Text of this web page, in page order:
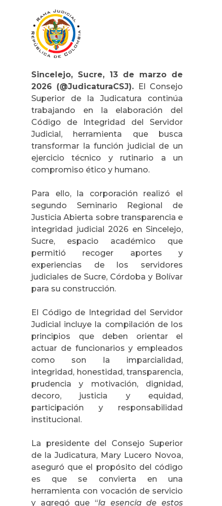
Sincelejo, Sucre, 13 de marzo de
2026 (@JudicaturaCSJ). El Consejo
Superior de la Judicatura continúa
trabajando en la elaboración del
Código de Integridad del Servidor
Judicial, herramienta que
busca
transformar la función judicial de un
ejercicio técnico y rutinario a un
compromiso ético y humano.
Para ello, la corporación realizó el
segundo Seminario Regional de
Justicia Abierta sobre transparencia e
integridad judicial 2026 en Sincelejo,
Sucre, espacio académico que
permitió recoger aportes y
experiencias de los servidores
judiciales de Sucre, Córdoba y Bolívar
para su construcción.
El Código de Integridad del Servidor
Judicial incluye la compilación de los
principios que deben orientar el
actuar de funcionarios y empleados
como son la imparcialidad,
integridad, honestidad, transparencia,
prudencia y motivación, dignidad,
decoro, justicia y equidad,
participación y responsabilidad
institucional.
La presidente del Consejo Superior
de la Judicatura, Mary Lucero Novoa,
aseguró que el propósito del código
es que se convierta en una
herramienta con vocación de servicio
y agregó que “la esencia de estos